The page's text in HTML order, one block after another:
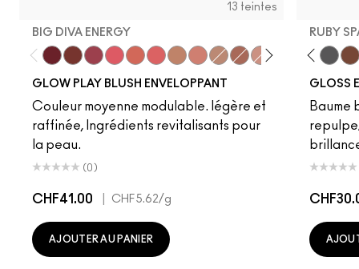
13 teintes
BIG DIVA ENERGY
GLOW PLAY BLUSH ENVELOPPANT
Couleur moyenne modulable. légère et
raffinée, Ingrédients revitalisants pour
la peau.
(0)
CHF41.00 CHF5.62/g
AJOUTER AU PANIER
RUBY
GLOSS
Baume